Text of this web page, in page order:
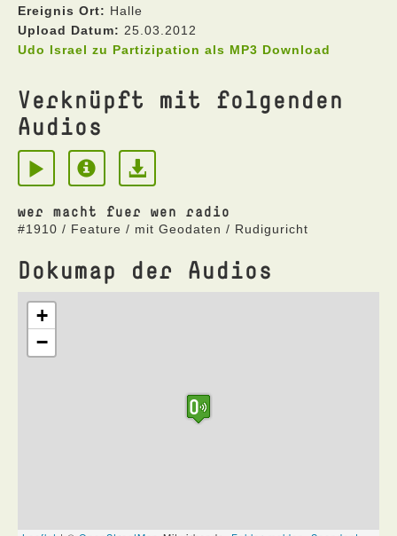
Ereignis Ort: Halle
Upload Datum: 25.03.2012
Udo Israel zu Partizipation als MP3 Download
Verknüpft mit folgenden
Audios
wer macht fuer wen radio
#1910 / Feature / mit Geodaten / Rudiguricht
Dokumap der Audios